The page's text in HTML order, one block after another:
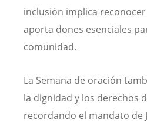
inclusión implica
aporta dones esenciales
comunidad.
La Semana de oración
la dignidad y los derechos
recordando el mandato de